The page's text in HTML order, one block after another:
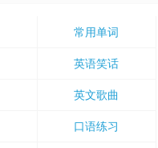
常用单词
英语笑话
英文歌曲
口语练习